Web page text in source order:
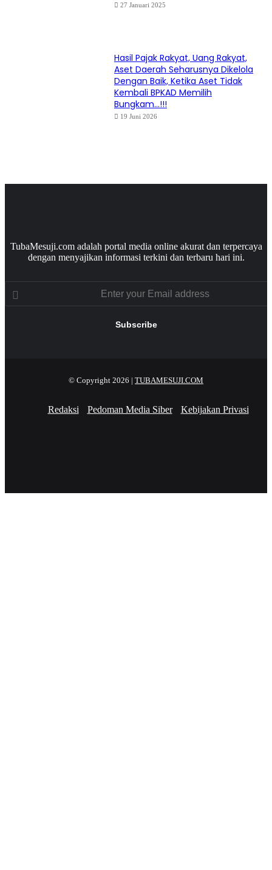
27 Januari 2025
Hasil Pajak Rakyat, Uang Rakyat,
Aset Daerah Seharusnya Dikelola
Dengan Baik, Ketika Aset Tidak
Kembali BPKAD Memilih
Bungkam…!!!
19 Juni 2026
TubaMesuji.com adalah portal media online akurat dan terpercaya
dengan menyajikan informasi terkini dan terbaru hari ini.
your
© Copyright 2026 | TUBAMESUJI.COM
Redaksi Pedoman Media Siber Kebijakan Privasi